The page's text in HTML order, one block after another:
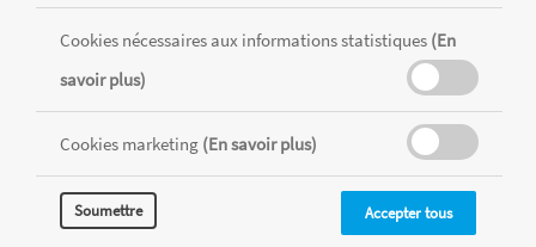
Cookies nécessaires aux informations statistiques (En
savoir plus)
Cookies marketing (En savoir plus)
Soumettre Accepter tous
chaque magasin, toutes taxes comprises.
MENTIONS LÉGALES CONDITIONS GÉNÉRALES
RÉALISÉ AVEC MERCATOR